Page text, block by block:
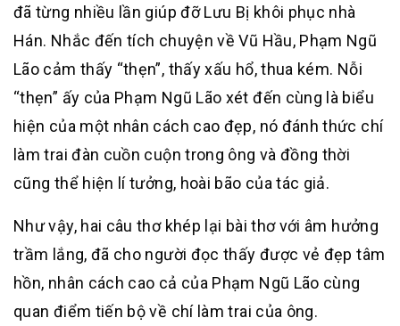
đã từng nhiều lần giúp đỡ Lưu Bị khôi phục nhà
Hán. Nhắc đến tích chuyện về Vũ Hầu, Phạm Ngũ
Lão cảm thấy “thẹn”, thấy xấu hổ, thua kém. Nỗi
“thẹn” ấy của Phạm Ngũ Lão xét đến cùng là biểu
hiện của một nhân cách cao đẹp, nó đánh thức chí
làm trai đàn cuồn cuộn trong ông và đồng thời
cũng thể hiện lí tưởng, hoài bão của tác giả.
Như vậy, hai câu thơ khép lại bài thơ với âm hưởng
trầm lắng, đã cho người đọc thấy được vẻ đẹp tâm
hồn, nhân cách cao cả của Phạm Ngũ Lão cùng
quan điểm tiến bộ về chí làm trai của ông.